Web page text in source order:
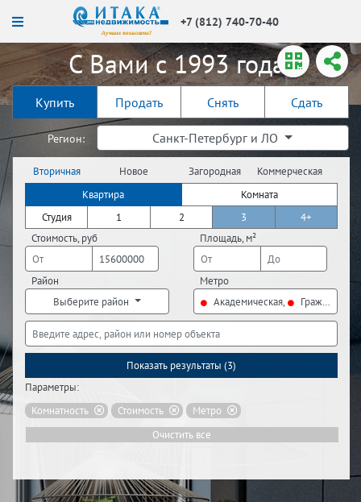
+7 (812) 740-70-40
С Вами с 1993 года!
Купить Продать Снять Сдать
Регион: Санкт-Петербург и ЛО
Вторичная
недвижимость
Новое
строительство
Загородная
недвижимость
Коммерческая
недвижимость
Квартира
Комната
Студия
1 2 3
4+
Стоимость, руб
Площадь, м²
Район
Выберите район
Метро
Академическая,
Показать результаты (3)
Параметры:
Комнатность
Стоимость
Метро
Очистить все